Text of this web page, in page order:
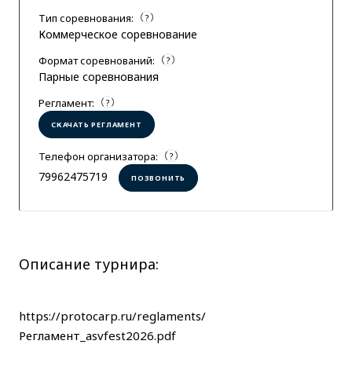
Тип соревнования: ?
Коммерческое соревнование
Формат соревнований: ?
Парные соревнования
Регламент: ?
СКАЧАТЬ РЕГЛАМЕНТ
Телефон организатора: ?
79962475719 ПОЗВОНИТЬ
Описание турнира:
https://protocarp.ru/reglaments/
Регламент_asvfest2026.pdf